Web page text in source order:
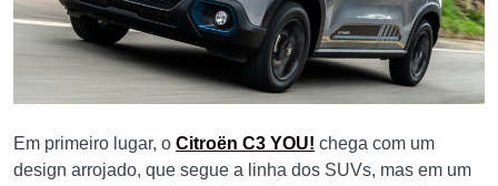
Em primeiro lugar, o Citroën C3 YOU! chega com um
design arrojado, que segue a linha dos SUVs, mas em um